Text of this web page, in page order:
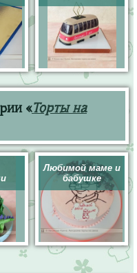
«Торты на
Любимой маме и
бабушке